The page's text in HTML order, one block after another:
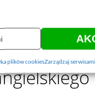
plików cookiesZarządzaj serwisami
co sprawia, że
skuteczne i